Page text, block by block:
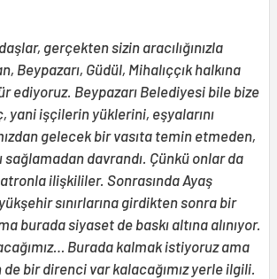
gerçekten sizin aracılığınızla
Beypazarı, Güdül, Mihalıççık halkına
ediyoruz. Beypazarı Belediyesi bile bize
yani işçilerin yüklerini, eşyalarını
gelecek bir vasıta temin etmeden,
sağlamadan davrandı. Çünkü onlar da
ilişkililer. Sonrasında Ayaş
sınırlarına girdikten sonra bir
burada siyaset de baskı altına alınıyor.
Burada kalmak istiyoruz ama
bir direnci var kalacağımız yerle ilgili.